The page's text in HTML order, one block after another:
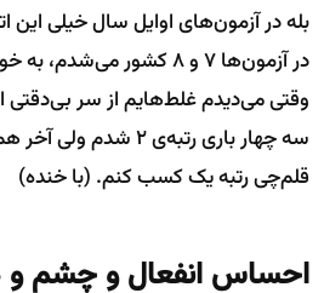
بله در آزمون‌های اوایل سال خیلی این
وقتی می‌دیدم غلط‌هایم از سر
سه چهار باری رتبه‌ی 2
قلم‌چی رتبه یک کسب کنم. (با خنده)
احساس انفعال و چشم